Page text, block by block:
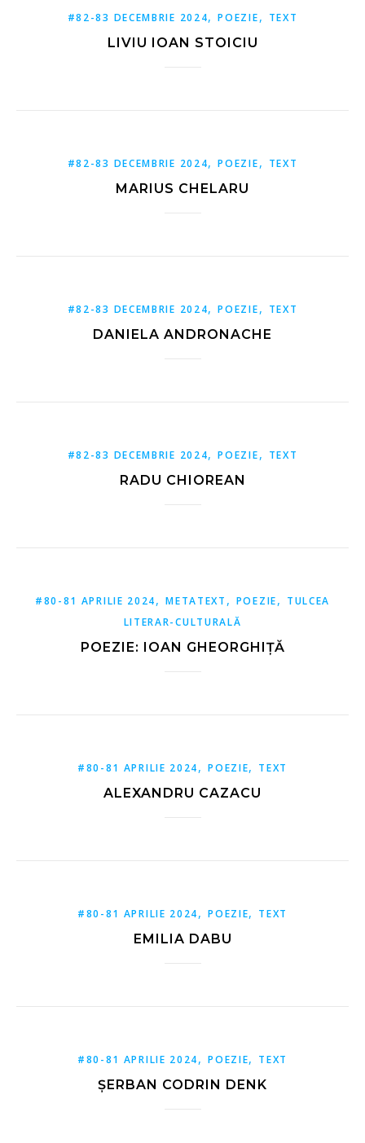
#82-83 DECEMBRIE 2024,POEZIE, TEXT
LIVIU IOAN STOICIU
#82-83 DECEMBRIE 2024,POEZIE, TEXT
MARIUS CHELARU
#82-83 DECEMBRIE 2024,POEZIE, TEXT
DANIELA ANDRONACHE
#82-83 DECEMBRIE 2024,POEZIE, TEXT
RADU CHIOREAN
#80-81 APRILIE 2024,METATEXT , POEZIE, TULCEA
LITERAR-CULTURALĂ
POEZIE: IOAN GHEORGHIȚĂ
#80-81 APRILIE 2024,POEZIE, TEXT
ALEXANDRU CAZACU
#80-81 APRILIE 2024,POEZIE, TEXT
EMILIA DABU
#80-81 APRILIE 2024,POEZIE, TEXT
ȘERBAN CODRIN DENK